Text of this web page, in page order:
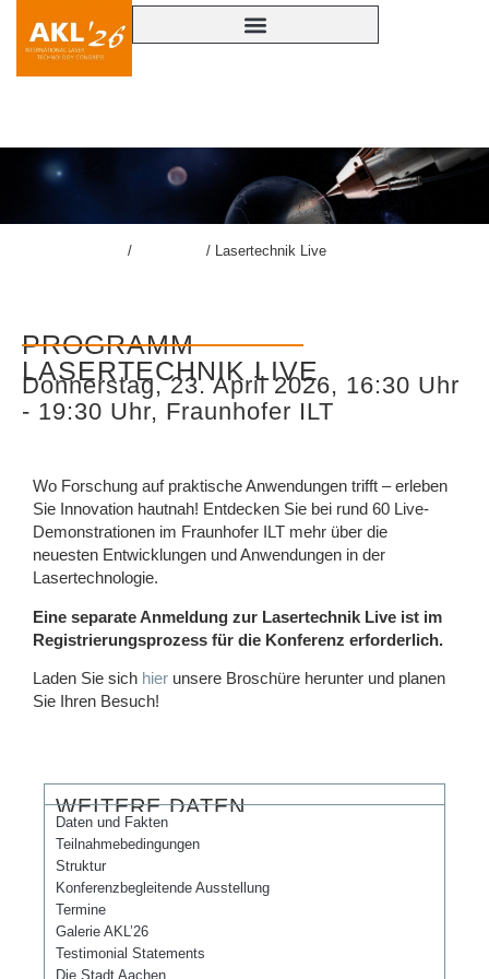
LASERTECHNIK LIVE
/ / Lasertechnik Live
PROGRAMM
LASERTECHNIK LIVE
Donnerstag, 23. April 2026, 16:30 Uhr
- 19:30 Uhr, Fraunhofer ILT
Wo Forschung auf praktische Anwendungen trifft – erleben
Sie Innovation hautnah! Entdecken Sie bei rund 60 Live-
Demonstrationen im Fraunhofer ILT mehr über die
neuesten Entwicklungen und Anwendungen in der
Lasertechnologie.
Eine separate Anmeldung zur Lasertechnik Live ist im
Registrierungsprozess für die Konferenz erforderlich.
Laden Sie sich hier unsere Broschüre herunter und planen
Sie Ihren Besuch!
WEITERE DATEN
Daten und Fakten
Teilnahmebedingungen
Struktur
Konferenzbegleitende Ausstellung
Termine
Galerie AKL’26
Testimonial Statements
Die Stadt Aachen